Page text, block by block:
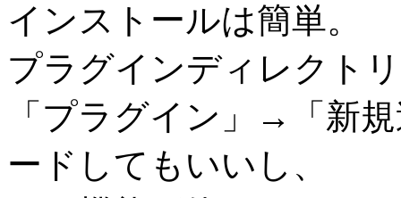
インストールは簡単。
プラグインディレクト
「プラグイン」→「新
ードしてもいいし、